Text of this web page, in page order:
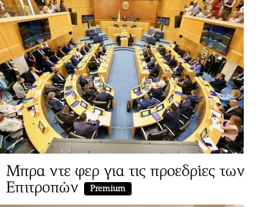
Μπρα ντε φερ για τις προεδρίες των
Επιτροπών
Premium